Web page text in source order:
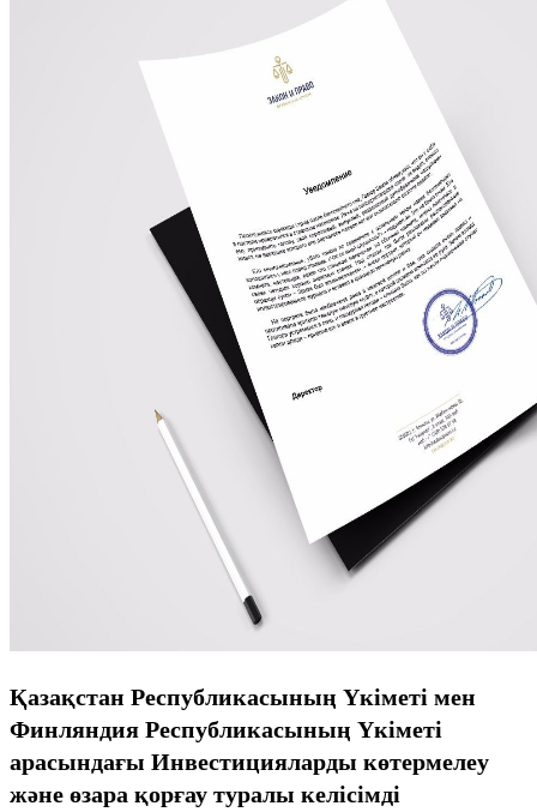
Қазақстан Республикасының Үкіметі мен
Финляндия Республикасының Үкіметі
арасындағы Инвестицияларды көтермелеу
және өзара қорғау туралы келісімді